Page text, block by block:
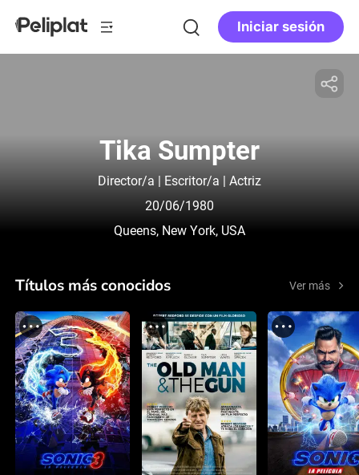
Iniciar sesión
Tika Sumpter
Director/a | Escritor/a | Actriz
20/06/1980
Queens, New York, USA
Títulos más conocidos Ver más